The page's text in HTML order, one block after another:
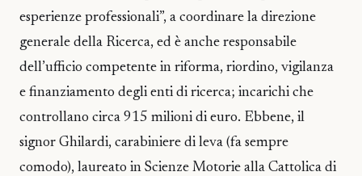
esperienze professionali”, a coordinare la direzione
generale della Ricerca, ed è anche responsabile
dell’ufficio competente in riforma, riordino, vigilanza
e finanziamento degli enti di ricerca; incarichi che
controllano circa 915 milioni di euro. Ebbene, il
signor Ghilardi, carabiniere di leva (fa sempre
comodo), laureato in Scienze Motorie alla Cattolica di